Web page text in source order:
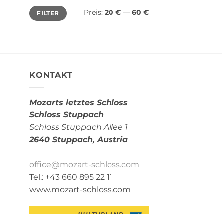
Min.
Preis
Max.
PreisFILTER Preis: 20 € — 60 €
KONTAKT
Mozarts letztes Schloss
Schloss Stuppach
Schloss Stuppach Allee 1
2640 Stuppach,Austria
office@mozart-schloss.com
Tel.: +43 660 895 22 11
www.mozart-schloss.com